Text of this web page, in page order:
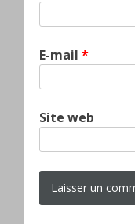
E-mail *
Site web